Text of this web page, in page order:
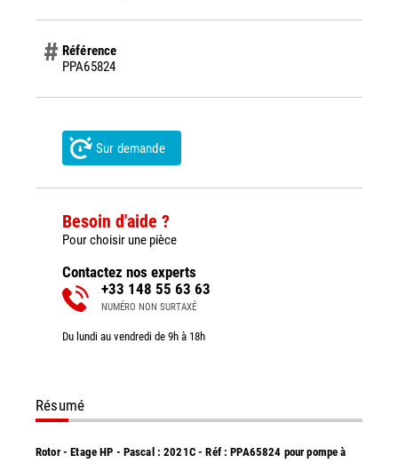
Référence
PPA65824
Sur demande
Besoin d'aide ?
Pour choisir une pièce
Contactez nos experts
+33 148 55 63 63
NUMÉRO NON SURTAXÉ
Du lundi au vendredi de 9h à 18h
Résumé
Rotor - Etage HP - Pascal : 2021C - Réf : PPA65824 pour pompe à